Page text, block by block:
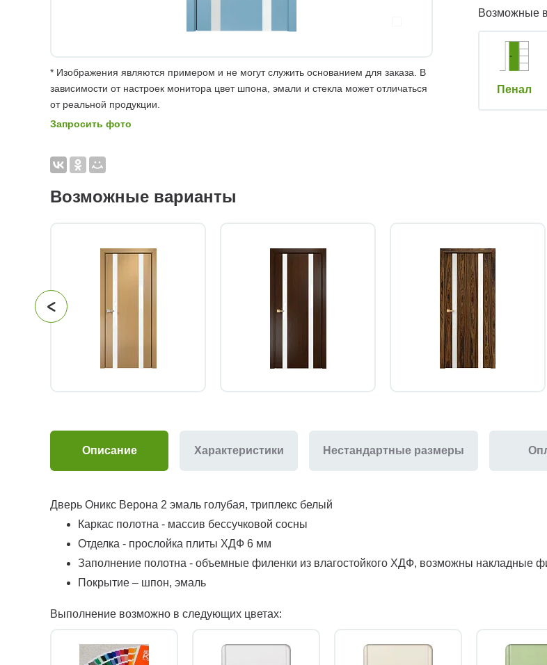
* Изображения являются примером и не могут служить основанием для заказа. В
зависимости от настроек монитора цвет шпона, эмали и стекла может отличаться
от реальной продукции.
Запросить фото
Возможные
Пенал
Возможные варианты
Описание Характеристики Нестандартные размеры
Дверь Оникс Верона 2 эмаль голубая, триплекс белый
Каркас полотна - массив бессучковой сосны
Отделка - прослойка плиты ХДФ 6 мм
Заполнение полотна - объемные филенки из влагостойкого ХДФ, возможны накладные
Покрытие – шпон, эмаль
Выполнение возможно в следующих цветах: